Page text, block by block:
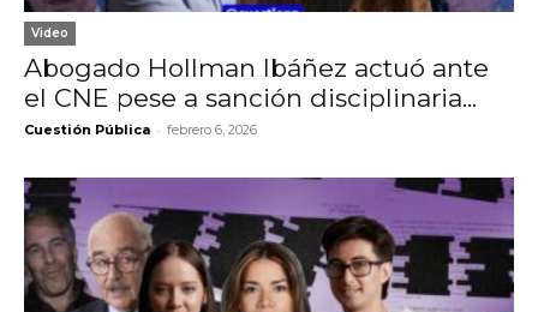
Video
Abogado Hollman Ibáñez actuó ante
el CNE pese a sanción disciplinaria...
Cuestión Pública - febrero 6, 2026